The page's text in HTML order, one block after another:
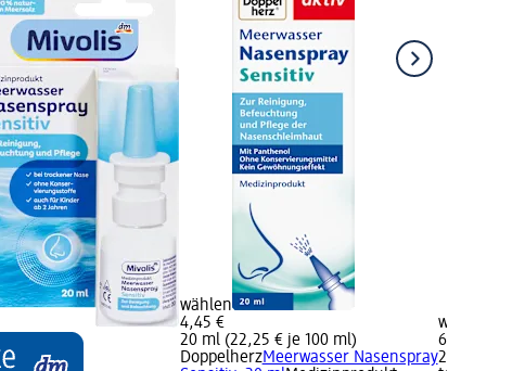
wählen
4,45 €
20 ml (22,25 € je 100 ml)
DoppelherzMeerwasser Nasenspray
wählen
6,95 €
20 ml